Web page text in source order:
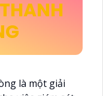
là một giải